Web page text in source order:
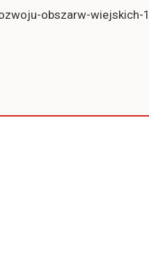
obszarw-wiejskich-1